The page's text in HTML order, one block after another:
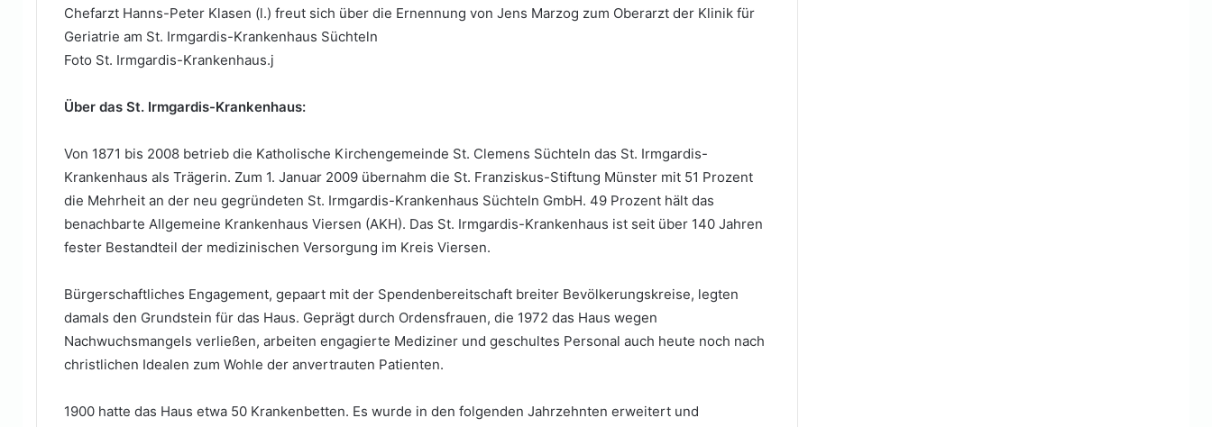
Chefarzt Hanns-Peter Klasen (l.) freut sich über die Ernennung von Jens Marzog zum Oberarzt der Klinik für
Geriatrie am St. Irmgardis-Krankenhaus Süchteln
Foto St. Irmgardis-Krankenhaus.j
Über das St. Irmgardis-Krankenhaus:
Von 1871 bis 2008 betrieb die Katholische Kirchengemeinde St. Clemens Süchteln das St. Irmgardis-
Krankenhaus als Trägerin. Zum 1. Januar 2009 übernahm die St. Franziskus-Stiftung Münster mit 51 Prozent
die Mehrheit an der neu gegründeten St. Irmgardis-Krankenhaus Süchteln GmbH. 49 Prozent hält das
benachbarte Allgemeine Krankenhaus Viersen (AKH). Das St. Irmgardis-Krankenhaus ist seit über 140 Jahren
fester Bestandteil der medizinischen Versorgung im Kreis Viersen.
Bürgerschaftliches Engagement, gepaart mit der Spendenbereitschaft breiter Bevölkerungskreise, legten
damals den Grundstein für das Haus. Geprägt durch Ordensfrauen, die 1972 das Haus wegen
Nachwuchsmangels verließen, arbeiten engagierte Mediziner und geschultes Personal auch heute noch nach
christlichen Idealen zum Wohle der anvertrauten Patienten.
1900 hatte das Haus etwa 50 Krankenbetten. Es wurde in den folgenden Jahrzehnten erweitert und